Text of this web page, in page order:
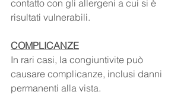
contatto con gli allergeni a cui si è
risultati vulnerabili.
COMPLICANZE
In rari casi, la congiuntivite può
causare complicanze, inclusi danni
permanenti alla vista.